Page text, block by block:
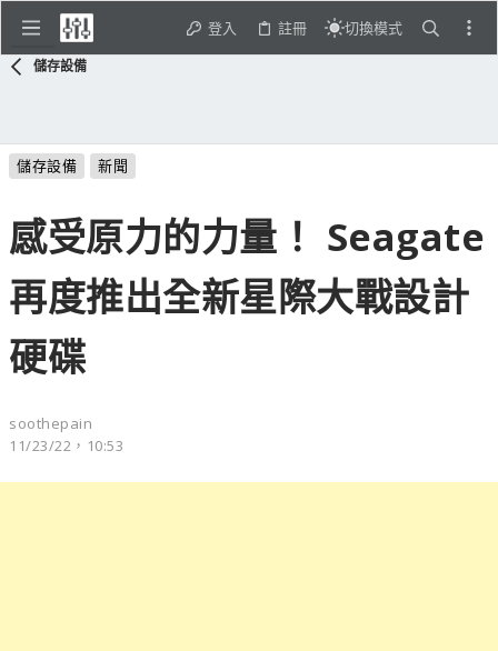
登入 註冊 切換模式
儲存設備
儲存設備 新聞
感受原力的力量！ Seagate
再度推出全新星際大戰設計
硬碟
soothepain
11/23/22，10:53